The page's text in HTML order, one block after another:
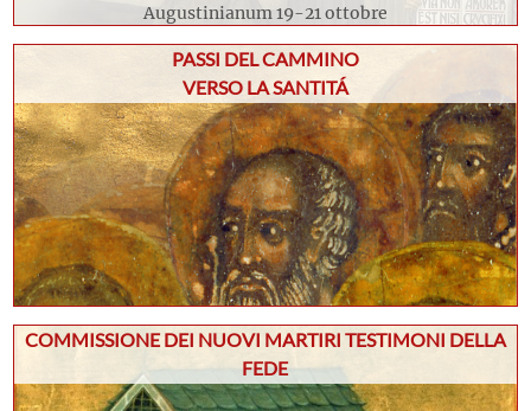
Augustinianum 19-21 ottobre
PASSI DEL CAMMINO
VERSO LA SANTITÁ
COMMISSIONE DEI NUOVI MARTIRI TESTIMONI DELLA
FEDE